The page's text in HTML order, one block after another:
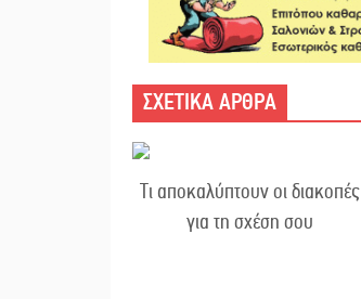
ΣΧΕΤΙΚΑ ΑΡΘΡΑ
Τι αποκαλύπτουν οι διακοπές
για τη σχέση σου